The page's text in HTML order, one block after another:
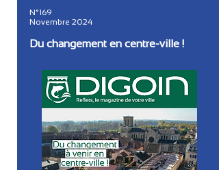
N°169
Novembre 2024
Du changement en centre-ville !